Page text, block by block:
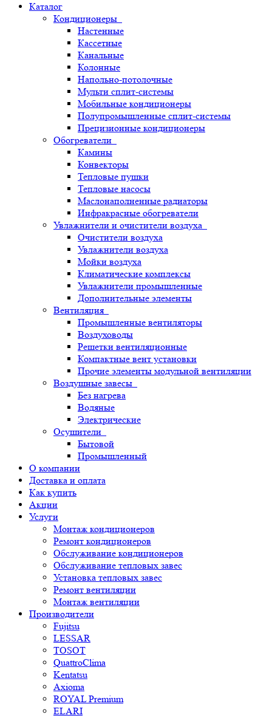
Каталог
Кондиционеры
Настенные
Кассетные
Канальные
Колонные
Напольно-потолочные
Мульти сплит-системы
Мобильные кондиционеры
Полупромышленные сплит-системы
Прецизионные кондиционеры
Обогреватели
Камины
Конвекторы
Тепловые пушки
Тепловые насосы
Маслонаполненные радиаторы
Инфракрасные обогреватели
Увлажнители и очистители воздуха
Очистители воздуха
Увлажнители воздуха
Мойки воздуха
Климатические комплексы
Увлажнители промышленные
Дополнительные элементы
Вентиляция
Промышленные вентиляторы
Воздуховоды
Решетки вентиляционные
Компактные вент установки
Прочие элементы модульной вентиляции
Воздушные завесы
Без нагрева
Водяные
Электрические
Осушители
Бытовой
Промышленный
О компании
Доставка и оплата
Как купить
Акции
Услуги
Монтаж кондиционеров
Ремонт кондиционеров
Обслуживание кондиционеров
Обслуживание тепловых завес
Установка тепловых завес
Ремонт вентиляции
Монтаж вентиляции
Производители
Fujitsu
LESSAR
TOSOT
QuattroClima
Kentatsu
Axioma
ROYAL Premium
ELARI